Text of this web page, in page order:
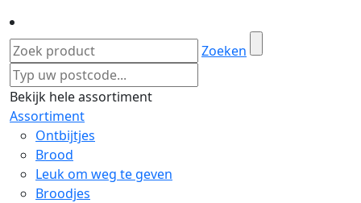
Zoeken
Bekijk hele assortiment
Assortiment
Ontbijtjes
Brood
Leuk om weg te geven
Broodjes